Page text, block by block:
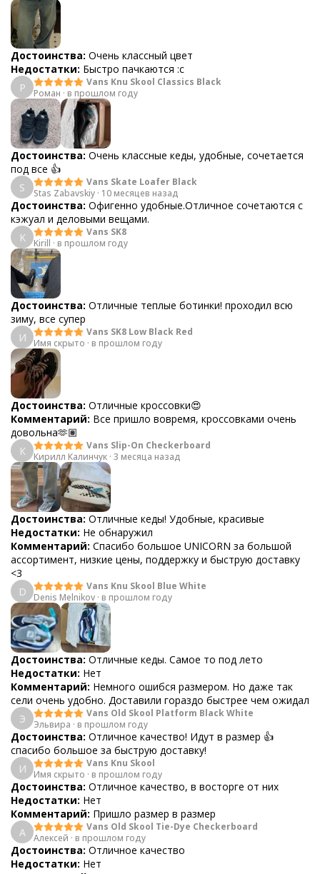
Достоинства: Очень классный цвет
Недостатки: Быстро пачкаются :с
Р
Vans Knu Skool Classics Black
Роман · в прошлом году
Достоинства: Очень классные кеды, удобные, сочетается
под все 👍
S
Vans Skate Loafer Black
Stas Zabavskiy · 10 месяцев назад
Достоинства: Офигенно удобные.Отличное сочетаются с
кэжуал и деловыми вещами.
K
Vans SK8
Kirill · в прошлом году
Достоинства: Отличные теплые ботинки! проходил всю
зиму, все супер
И
Vans SK8 Low Black Red
Имя скрыто · в прошлом году
Достоинства: Отличные кроссовки😍
Комментарий: Все пришло вовремя, кроссовками очень
довольна🫶🏽
К
Vans Slip-On Checkerboard
Кирилл Калинчук · 3 месяца назад
Достоинства: Отличные кеды! Удобные, красивые
Недостатки: Не обнаружил
Комментарий: Спасибо большое UNICORN за большой
ассортимент, низкие цены, поддержку и быструю доставку
<3
D
Vans Knu Skool Blue White
Denis Melnikov · в прошлом году
Достоинства: Отличные кеды. Самое то под лето
Недостатки: Нет
Комментарий: Немного ошибся размером. Но даже так
сели очень удобно. Доставили гораздо быстрее чем ожидал
Э
Vans Old Skool Platform Black White
Эльвира · в прошлом году
Достоинства: Отличное качество! Идут в размер 👍
спасибо большое за быструю доставку!
И
Vans Knu Skool
Имя скрыто · в прошлом году
Достоинства: Отличное качество, в восторге от них
Недостатки: Нет
Комментарий: Пришло размер в размер
А
Vans Old Skool Tie-Dye Checkerboard
Алексей · в прошлом году
Достоинства: Отличное качество
Недостатки: Нет